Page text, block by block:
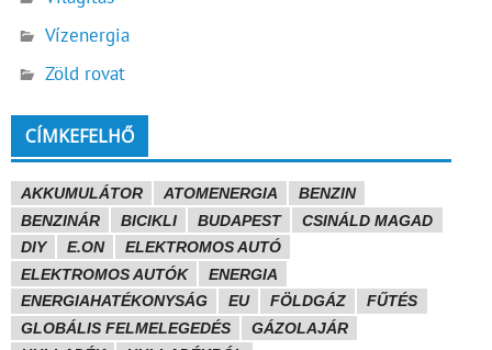
Vízenergia
Zöld rovat
CÍMKEFELHŐ
AKKUMULÁTOR ATOMENERGIA
BENZIN
BENZINÁR
BICIKLI BUDAPEST
CSINÁLD MAGAD
DIY
E.ON
ELEKTROMOS AUTÓ
ELEKTROMOS AUTÓK
ENERGIA
ENERGIAHATÉKONYSÁG
EU FÖLDGÁZ
FŰTÉS
GLOBÁLIS FELMELEGEDÉS
GÁZOLAJÁR